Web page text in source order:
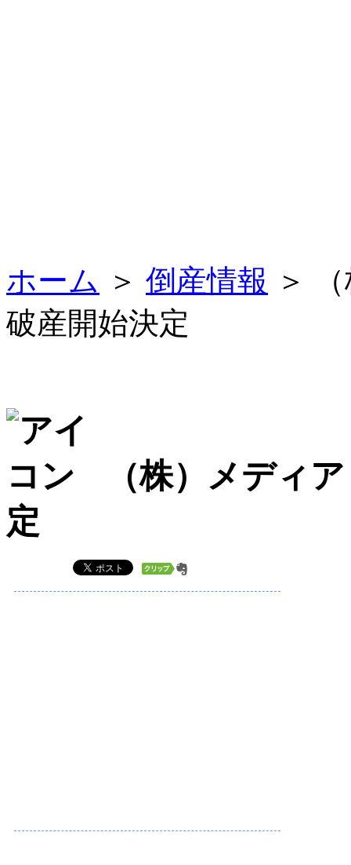
ホーム ＞ 倒産情報 ＞
破産開始決定
（株）メディ
定